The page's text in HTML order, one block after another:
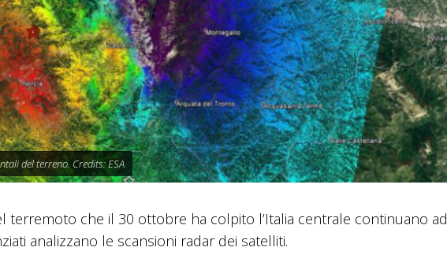
del terreno. Credits: ESA
terremoto che il 30 ottobre ha colpito l’Italia centrale continuano ad
analizzano le scansioni radar dei satelliti.